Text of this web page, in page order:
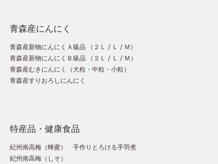
青森産にんにく
青森産新物にんにくＡ級品 （ ２Ｌ / Ｌ / Ｍ ）
青森産新物にんにくＢ級品 （ ２Ｌ / Ｌ / Ｍ ）
青森産むきにんにく（大粒 ・ 中粒 ・ 小粒）
青森産すりおろしにんにく
特産品・健康食品
紀州南高梅（蜂蜜）
手作りとろける手羽煮
紀州南高梅（しそ）